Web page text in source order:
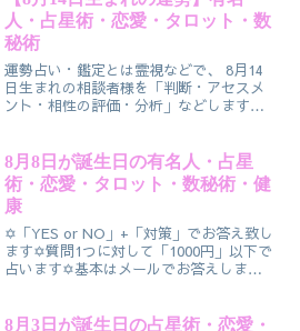
化など、何かをまとめ上げ機能させる事
に興味を持ちます。
人・占星術・恋愛・タロット・数
秘術
運勢占い・鑑定とは霊視などで、 8月14
日生まれの相談者様を「判断・アセスメ
ント・相性の評価・分析」などします。
視・除霊・縁結び・縁切り」も承ってま
すので、ご相談ください。
8月8日が誕生日の有名人・占星
術・恋愛・タロット・数秘術・健
康
✡「YES or NO」+「対策」でお答え致し
ます✡質問1つに対して「1000円」以下で
占います✡基本はメールでお答えします
も可能です✡料金は１時間○○○○円と
8月3日が誕生日の占星術・恋愛・